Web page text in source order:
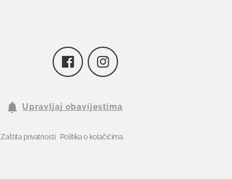
Upravljaj obavijestima
Zaštita privatnosti Politika o kolačićima